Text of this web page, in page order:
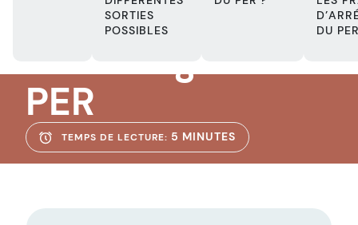
SORTIES
POSSIBLES
DU
Les frais
d’arrérage du
PER
TEMPS DE LECTURE: 5 MINUTES